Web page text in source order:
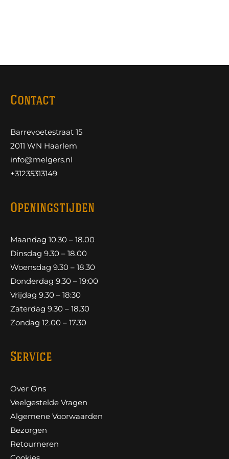
Contact
Barrevoetestraat 15
2011 WN Haarlem
info@melgers.nl
+31235313149
Openingstijden
Maandag 10.30 – 18.00
Dinsdag 9.30 – 18.00
Woensdag 9.30 – 18.30
Donderdag 9.30 – 19:00
Vrijdag 9.30 – 18:30
Zaterdag 9.30 – 18.30
Zondag 12.00 – 17.30
Service
Over Ons
Veelgestelde Vragen
Algemene Voorwaarden
Bezorgen
Retourneren